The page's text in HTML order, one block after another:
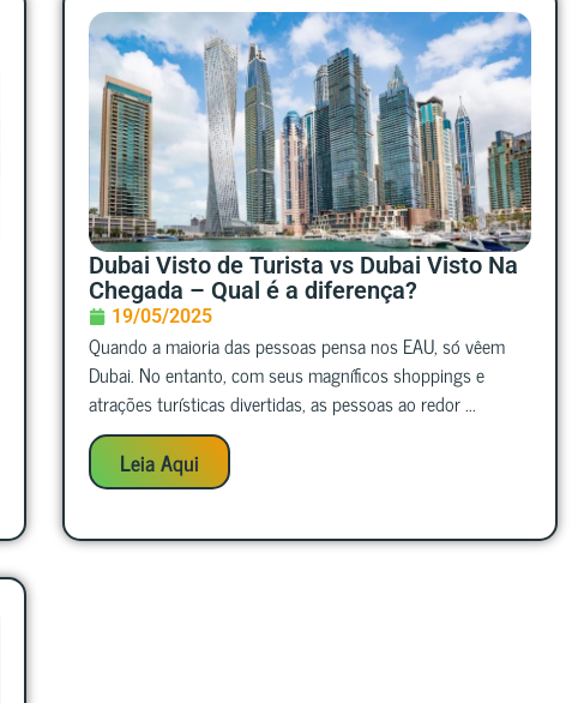
Dubai Visto de Turista vs Dubai Visto Na
Chegada – Qual é a diferença?
19/05/2025
Quando a maioria das pessoas pensa nos EAU, só vêem
Dubai. No entanto, com seus magníficos shoppings e
atrações turísticas divertidas, as pessoas ao redor ...
Leia Aqui